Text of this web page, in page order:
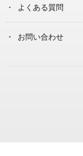
よくある質問
お問い合わせ